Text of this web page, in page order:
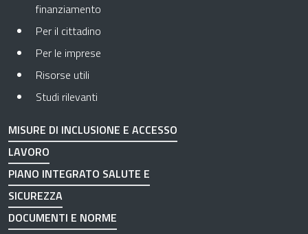
finanziamento
Per il cittadino
Per le imprese
Risorse utili
Studi rilevanti
MISURE DI INCLUSIONE E ACCESSO
LAVORO
PIANO INTEGRATO SALUTE E
SICUREZZA
DOCUMENTI E NORME